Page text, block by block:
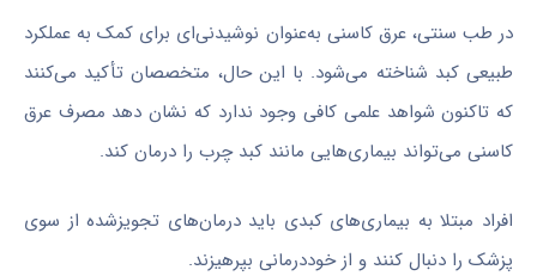
در طب سنتی، عرق کاسنی به‌عنوان نوشیدنی‌ای برای کمک به عملکرد
طبیعی کبد شناخته می‌شود. با این حال، متخصصان تأکید می‌کنند
که تاکنون شواهد علمی کافی وجود ندارد که نشان دهد مصرف عرق
کاسنی می‌تواند بیماری‌هایی مانند کبد چرب را درمان کند.
افراد مبتلا به بیماری‌های کبدی باید درمان‌های تجویزشده از سوی
پزشک را دنبال کنند و از خوددرمانی بپرهیزند.